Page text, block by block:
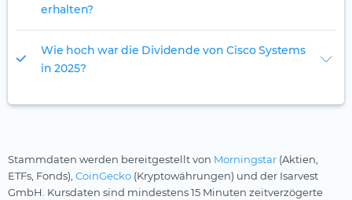
erhalten?
Wie hoch war die Dividende von Cisco Systems
in 2025?
Stammdaten werden bereitgestellt von Morningstar (Aktien,
ETFs, Fonds), CoinGecko (Kryptowährungen) und der Isarvest
GmbH. Kursdaten sind mindestens 15 Minuten zeitverzögerte